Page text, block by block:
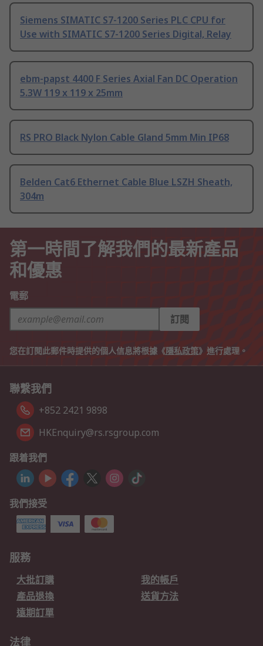
Siemens SIMATIC S7-1200 Series PLC CPU for
Use with SIMATIC S7-1200 Series Digital, Relay
ebm-papst 4400 F Series Axial Fan DC Operation
5.3W 119 x 119 x 25mm
RS PRO Black Nylon Cable Gland 5mm Min IP68
Belden Cat6 Ethernet Cable Blue LSZH Sheath,
304m
第一時間了解我們的最新產品
和優惠
電郵
訂閱
您在訂閱此郵件時提供的個人信息將根據《隱私政策》進行處理。
聯繫我們
+852 2421 9898
HKEnquiry@rs.rsgroup.com
跟着我們
我們接受
服務
大批訂購
我的帳戶
產品退換
送貨方法
遠期訂單
法律